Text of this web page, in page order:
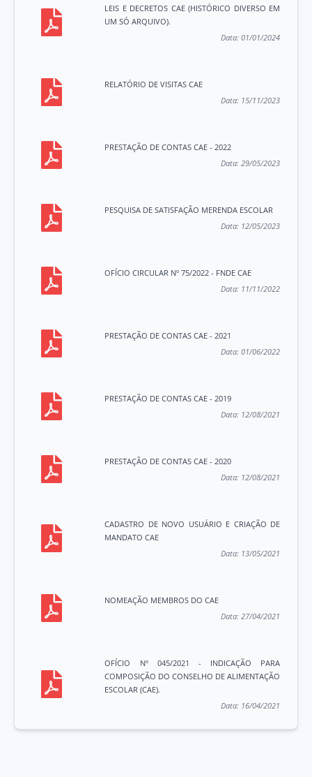
LEIS E DECRETOS CAE (HISTÓRICO DIVERSO EM
UM SÓ ARQUIVO).
Data:01/01/2024
RELATÓRIO DE VISITAS CAE
Data: 15/11/2023
PRESTAÇÃO DE CONTAS CAE - 2022
Data:29/05/2023
PESQUISA DE SATISFAÇÃO MERENDA ESCOLAR
Data: 12/05/2023
OFÍCIO CIRCULAR Nº 75/2022 - FNDE CAE
Data: 11/11/2022
PRESTAÇÃO DE CONTAS CAE - 2021
Data:01/06/2022
PRESTAÇÃO DE CONTAS CAE - 2019
Data: 12/08/2021
PRESTAÇÃO DE CONTAS CAE - 2020
Data: 12/08/2021
CADASTRO DE NOVO USUÁRIO E CRIAÇÃO DE
MANDATO CAE
Data: 13/05/2021
NOMEAÇÃO MEMBROS DO CAE
Data:27/04/2021
OFÍCIO Nº 045/2021 - INDICAÇÃO PARA
COMPOSIÇÃO DO CONSELHO DE ALIMENTAÇÃO
ESCOLAR (CAE).
Data: 16/04/2021